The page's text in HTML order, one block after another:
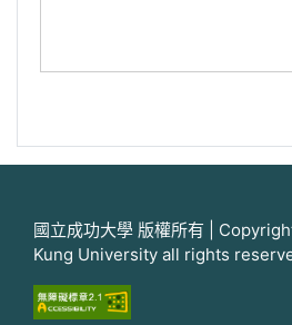
國立成功大學 版權所有 |
Kung University all rights